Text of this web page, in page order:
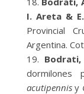
I. Areta &
Provincial
Argentina.
dormilones
acutipennisy